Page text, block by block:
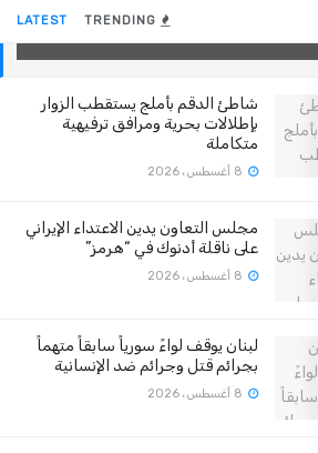
LATEST
شاطئ الدقم بأملج يستقطب الزوار
بإطلالات بحرية ومرافق ترفيهية
متكاملة
مجلس التعاون يدين الاعتداء الإيراني
على ناقلة أدنوك في “هرمز”
لبنان يوقف لواءً سورياً سابقاً متهماً
بجرائم قتل وجرائم ضد الإنسانية